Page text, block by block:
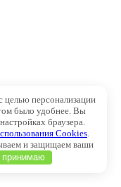
персонализации
было удобнее. Вы
браузера.
Cookies
и защищаем ваши
принимаю